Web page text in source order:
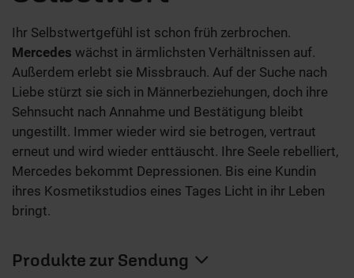
Ihr Selbstwertgefühl ist schon früh zerbrochen.
Mercedes wächst in ärmlichsten Verhältnissen auf.
Außerdem erlebt sie Missbrauch. Auf der Suche nach
Liebe stürzt sie sich in Männerbeziehungen, doch ihre
Sehnsucht nach Annahme und Bestätigung bleibt
ungestillt. Immer wieder wird sie betrogen, vertraut
erneut und wird wieder enttäuscht. Ihre Seele rebelliert,
Mercedes bekommt Depressionen. Bis eine Kundin
ihres Kosmetikstudios eines Tages Licht in ihr Leben
bringt.
Produkte zur Sendung